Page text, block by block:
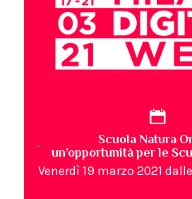
Scuola Natura
un’opportunità per le
Venerdì 19 marzo 2021